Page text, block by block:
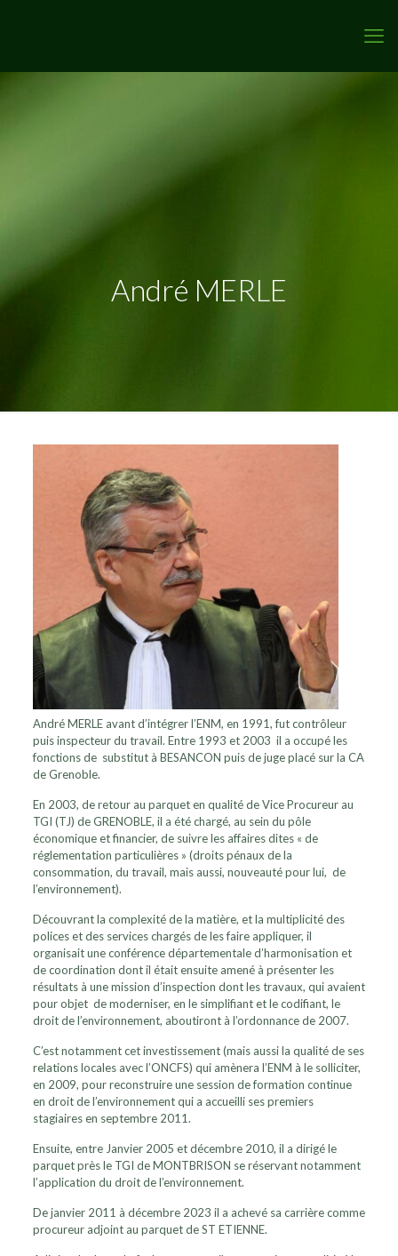
André MERLE
André MERLE avant d’intégrer l’ENM, en 1991, fut contrôleur
puis inspecteur du travail. Entre 1993 et 2003 il a occupé les
fonctions de substitut à BESANCON puis de juge placé sur la CA
de Grenoble.
En 2003, de retour au parquet en qualité de Vice Procureur au
TGI (TJ) de GRENOBLE, il a été chargé, au sein du pôle
économique et financier, de suivre les affaires dites « de
réglementation particulières » (droits pénaux de la
consommation, du travail, mais aussi, nouveauté pour lui, de
l’environnement).
Découvrant la complexité de la matière, et la multiplicité des
polices et des services chargés de les faire appliquer, il
organisait une conférence départementale d’harmonisation et
de coordination dont il était ensuite amené à présenter les
résultats à une mission d’inspection dont les travaux, qui avaient
pour objet de moderniser, en le simplifiant et le codifiant, le
droit de l’environnement, aboutiront à l’ordonnance de 2007.
C’est notamment cet investissement (mais aussi la qualité de ses
relations locales avec l’ONCFS) qui amènera l’ENM à le solliciter,
en 2009, pour reconstruire une session de formation continue
en droit de l’environnement qui a accueilli ses premiers
stagiaires en septembre 2011.
Ensuite, entre Janvier 2005 et décembre 2010, il a dirigé le
parquet près le TGI de MONTBRISON se réservant notamment
l’application du droit de l’environnement.
De janvier 2011 à décembre 2023 il a achevé sa carrière comme
procureur adjoint au parquet de ST ETIENNE.